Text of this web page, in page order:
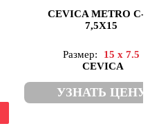
CEVICA METRO C-
7,5X15
Размер:
15 x 7.5
CEVICA
УЗНАТЬ ЦЕНУ